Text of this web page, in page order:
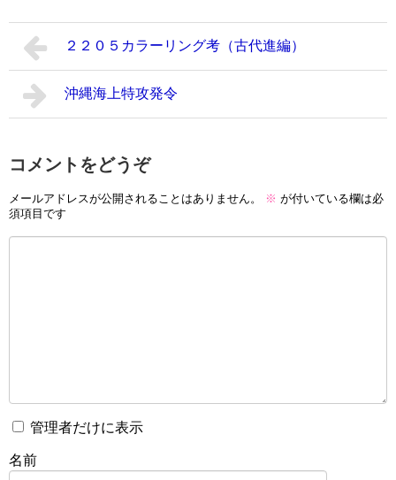
２２０５カラーリング考（古代進編）
沖縄海上特攻発令
コメントをどうぞ
メールアドレスが公開されることはありません。 ※ が付いている欄は必
須項目です
管理者だけに表示
名前